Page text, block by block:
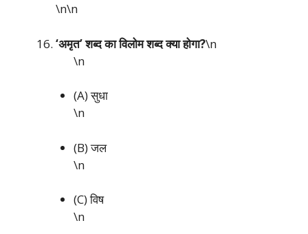
\n\n
‘अमृत’ शब्द का विलोम शब्द क्या होगा?\n
\n
(A) सुधा
\n
(B) जल
\n
(C) विष
\n